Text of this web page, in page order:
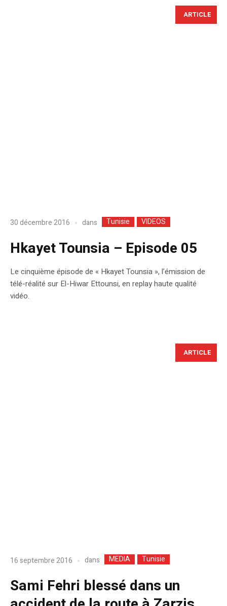
ARTICLE
30 décembre 2016 dans Tunisie VIDEOS
Hkayet Tounsia – Episode 05
Le cinquième épisode de « Hkayet Tounsia », l’émission de
télé-réalité sur El-Hiwar Ettounsi, en replay haute qualité
vidéo.
ARTICLE
16 septembre 2016 dans MEDIA Tunisie
Sami Fehri blessé dans un